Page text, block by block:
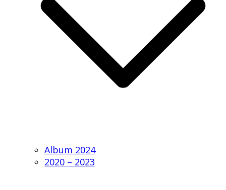
Album 2024
2020 – 2023